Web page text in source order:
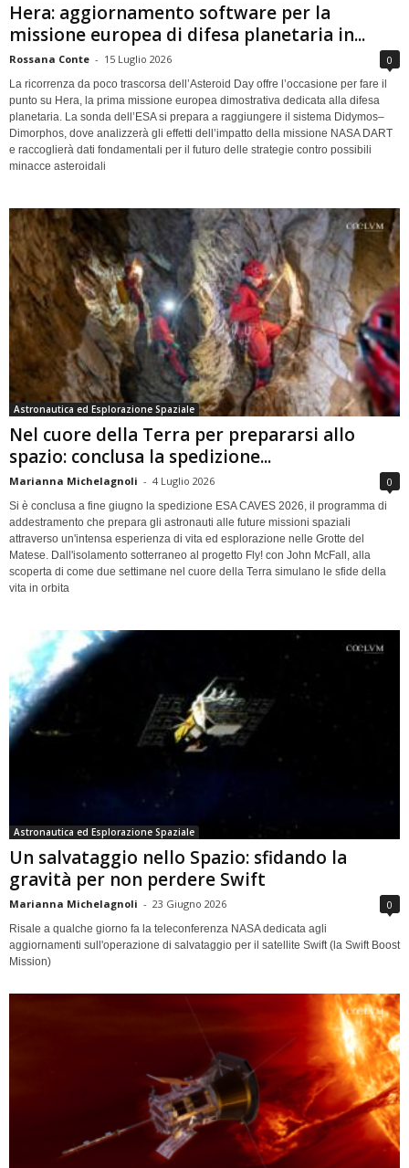
Hera: aggiornamento software per la
missione europea di difesa planetaria in...
Rossana Conte - 15 Luglio 2026 0
La ricorrenza da poco trascorsa dell’Asteroid Day offre l’occasione per fare il
punto su Hera, la prima missione europea dimostrativa dedicata alla difesa
planetaria. La sonda dell’ESA si prepara a raggiungere il sistema Didymos–
Dimorphos, dove analizzerà gli effetti dell’impatto della missione NASA DART
e raccoglierà dati fondamentali per il futuro delle strategie contro possibili
minacce asteroidali
Astronautica ed Esplorazione Spaziale
Nel cuore della Terra per prepararsi allo
spazio: conclusa la spedizione...
Marianna Michelagnoli - 4 Luglio 2026 0
Si è conclusa a fine giugno la spedizione ESA CAVES 2026, il programma di
addestramento che prepara gli astronauti alle future missioni spaziali
attraverso un'intensa esperienza di vita ed esplorazione nelle Grotte del
Matese. Dall'isolamento sotterraneo al progetto Fly! con John McFall, alla
scoperta di come due settimane nel cuore della Terra simulano le sfide della
vita in orbita
Astronautica ed Esplorazione Spaziale
Un salvataggio nello Spazio: sfidando la
gravità per non perdere Swift
Marianna Michelagnoli - 23 Giugno 2026 0
Risale a qualche giorno fa la teleconferenza NASA dedicata agli
aggiornamenti sull'operazione di salvataggio per il satellite Swift (la Swift Boost
Mission)